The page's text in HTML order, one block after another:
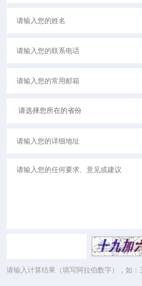
请输入计算结果（填写阿拉伯数字），如：